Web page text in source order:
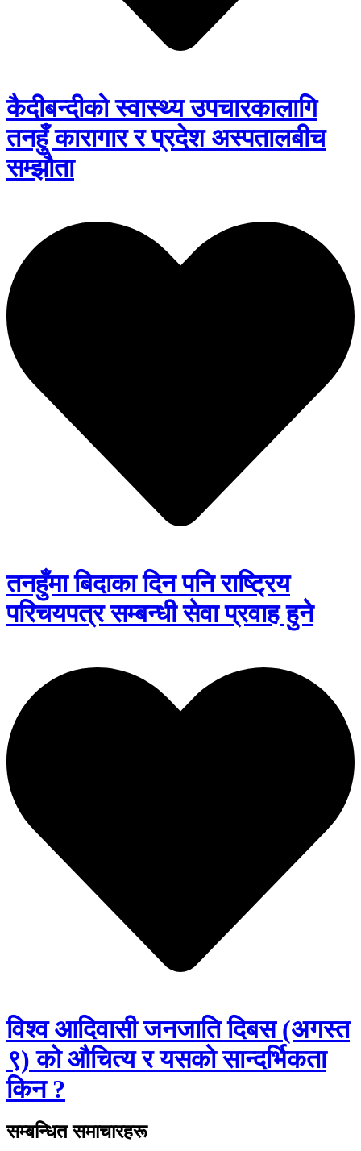
कैदीबन्दीको स्वास्थ्य उपचारकालागि
तनहुँ कारागार र प्रदेश अस्पतालबीच
सम्झौता
तनहुँमा बिदाका दिन पनि राष्ट्रिय
परिचयपत्र सम्बन्धी सेवा प्रवाह हुने
विश्व आदिवासी जनजाति दिबस (अगस्त
९) को औचित्य र यसको सान्दर्भिकता
किन ?
सम्बन्धित समाचारहरू